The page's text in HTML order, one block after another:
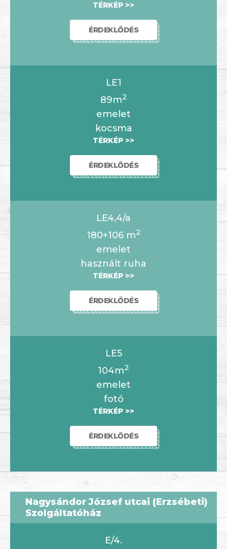
TÉRKÉP >>
ÉRDEKLŐDÉS
LE1
89m2
emelet
kocsma
TÉRKÉP >>
ÉRDEKLŐDÉS
LE4,4/a
180+106 m2
emelet
használt ruha
TÉRKÉP >>
ÉRDEKLŐDÉS
LE5
104m2
emelet
fotó
TÉRKÉP >>
ÉRDEKLŐDÉS
Nagysándor József utcai (Erzsébeti)
Szolgáltatóház
E/4.